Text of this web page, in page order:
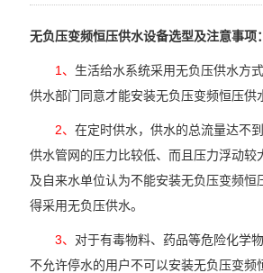
无负压变频恒压供水设备选型及注意事项：
1、 生活给水系统采用无负压供水方
供水部门同意才能安装无负压变频恒压供
2、 在定时供水，供水的总流量达不
供水管网的压力比较低、而且压力浮动较
及自来水单位认为不能安装无负压变频恒
得采用无负压供水。
3、 对于有毒物料、药品等危险化学
不允许停水的用户不可以安装无负压变频